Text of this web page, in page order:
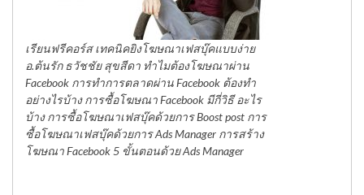
เรียนฟรีคอร์ส เทคนิคยิงโฆษณาเฟสบุ๊คแบบง่าย
อ.ต้นรัก ธวัชชัย สุขสีดา ทำไมต้องโฆษณาผ่าน
Facebook การทำการตลาดผ่าน Facebook ต้องทำ
อย่างไรบ้าง การซื้อโฆษณา Facebook มีกี่วิธี อะไร
บ้าง การซื้อโฆษณาเฟสบุ๊คด้วยการ Boost post การ
ซื้อโฆษณาเฟสบุ๊คด้วยการ Ads Manager การสร้าง
โฆษณา Facebook 5 ขั้นตอนด้วย Ads Manager